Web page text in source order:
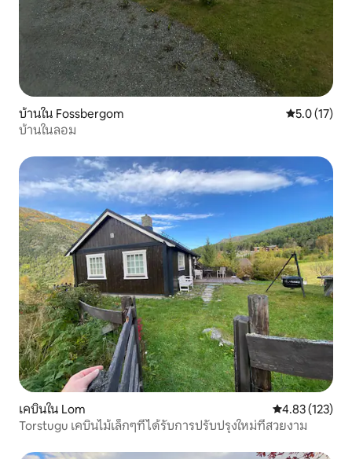
บ้านใน Fossbergom คะแนนเฉลี่ย
5.0 (17)
บ้านในลอม
เคบินใน Lom คะแนนเฉลี่ย
4.83 (123)
Torstugu เคบินไม้เล็กๆที่ได้รับการปรับปรุงใหม่ที่สวยงาม